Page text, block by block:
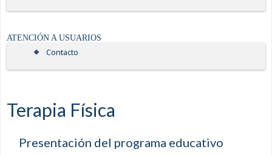
ATENCIÓN A USUARIOS
Contacto
Terapia Física
Presentación del programa educativo